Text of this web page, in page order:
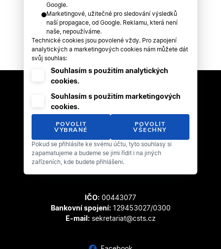
Český svaz tanečního sportu
Zátopkova 100/2
169 00 Praha 6 - Břevnov
IČO: 00443077
Bankovní spojení:129453027/0300
E-mail:sekretariat@csts.cz
Google.
Marketingové, užitečné pro sledování výsledků
naší propagace, od Google. Reklamu, která není
naše, nepoužíváme.
Technické cookies jsou povolené vždy. Pro zapojení
analytických a marketingových cookies nám můžete dát
svůj souhlas:
Souhlasím s použitím analytických
cookies.
Souhlasím s použitím marketingových
cookies.
POVOLIT
VYBRANÉ
POVOLIT
VŠECHNY
Pokud se přihlásíte ke svému účtu, tyto souhlasy si
zapamatujeme a budeme se jimi řídit i na jiných
zařízeních, kde budete přihlášeni.